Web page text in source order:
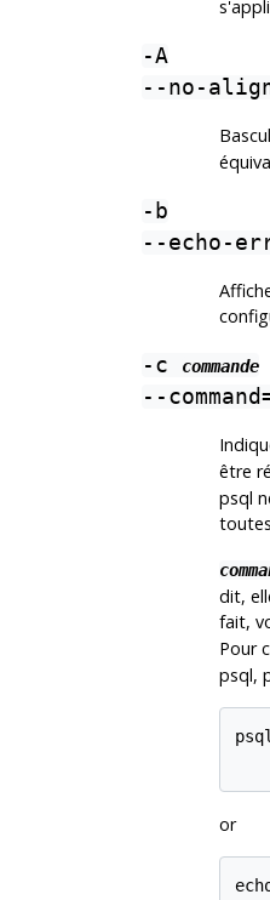
-A
--no-
-b
--echo-
-c commande
--
être
psql
dit,
fait,
Pour
psql,
or